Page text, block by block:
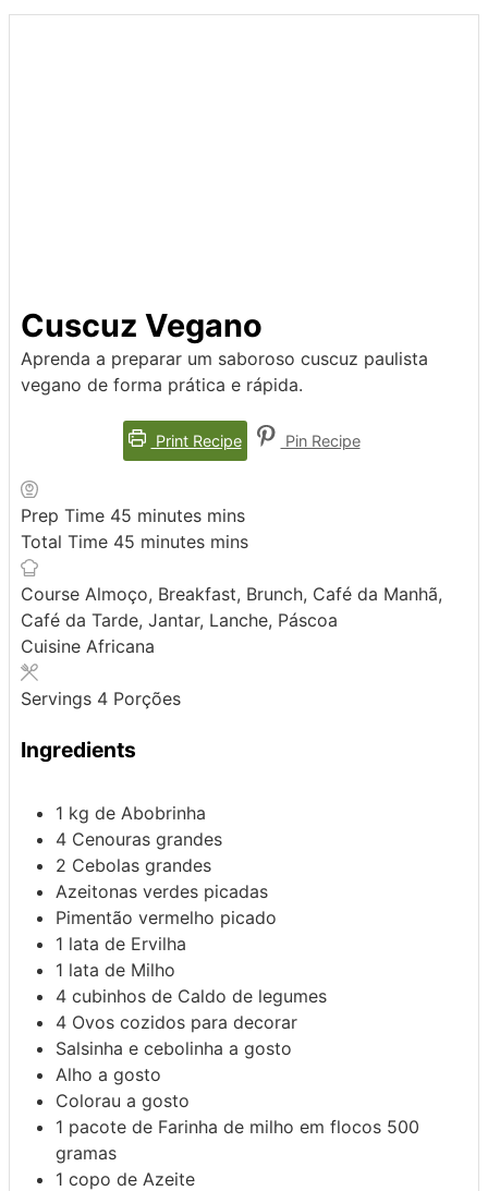
Cuscuz Vegano
Aprenda a preparar um saboroso cuscuz paulista
vegano de forma prática e rápida.
Print Recipe Pin Recipe
Prep Time 45 minutes mins
Total Time 45 minutes mins
Course Almoço, Breakfast, Brunch, Café da Manhã,
Café da Tarde, Jantar, Lanche, Páscoa
Cuisine Africana
Servings 4 Porções
Ingredients
1 kg de Abobrinha
4 Cenouras grandes
2 Cebolas grandes
Azeitonas verdes picadas
Pimentão vermelho picado
1 lata de Ervilha
1 lata de Milho
4 cubinhos de Caldo de legumes
4 Ovos cozidos para decorar
Salsinha e cebolinha a gosto
Alho a gosto
Colorau a gosto
1 pacote de Farinha de milho em flocos 500
gramas
1 copo de Azeite